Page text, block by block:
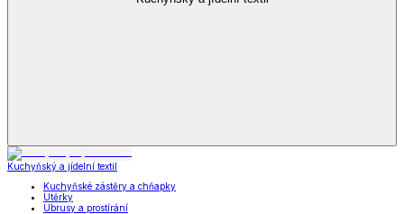
Kuchyňský a jídelní textil
Kuchyňské zástěry a chňapky
Utěrky
Ubrusy a prostírání